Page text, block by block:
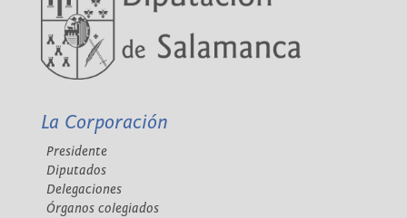
La Corporación
Presidente
Diputados
Delegaciones
Órganos colegiados